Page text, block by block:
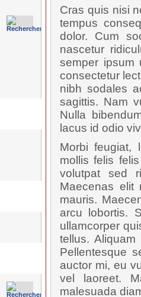
Cras quis nisi
tempus
dolor. Cum
nascetur
semper ipsum
consectetur
nibh sodales
sagittis. Nam
Nulla
lacus id odio
Morbi feugiat,
mollis felis
volutpat sed
Maecenas elit
mauris.
arcu lobortis.
ullamcorper
tellus.
Pellentesque
auctor mi, eu
vel laoreet.
malesuada